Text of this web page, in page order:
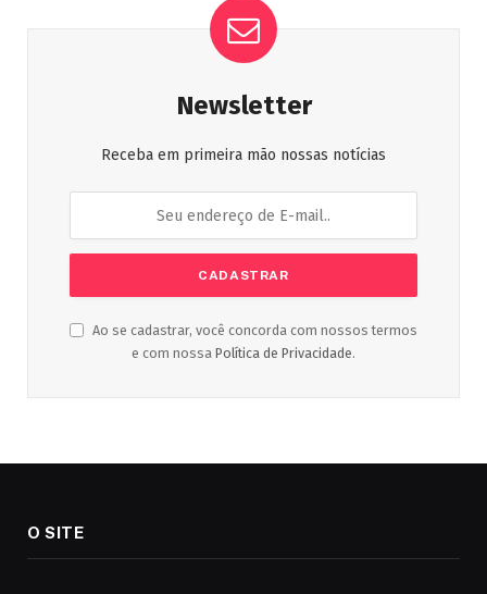
Newsletter
Receba em primeira mão nossas notícias
Ao se cadastrar, você concorda com nossos termos
e com nossa Política de Privacidade.
O SITE